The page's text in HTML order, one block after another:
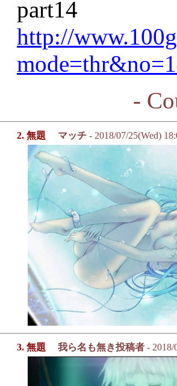
part14
http://
-
2. 無題 マッチ - 2018/07/25(Wed)
3. 無題 我ら名も無き投稿者 -